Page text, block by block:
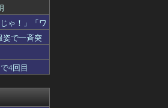
...
ゃ！」「ワ
姿で一斉突
4回目